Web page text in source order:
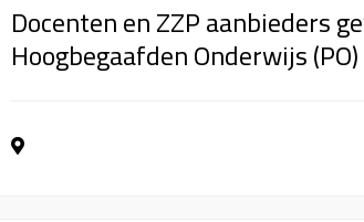
Docenten en ZZP aanbieders
Hoogbegaafden Onderwijs (PO)